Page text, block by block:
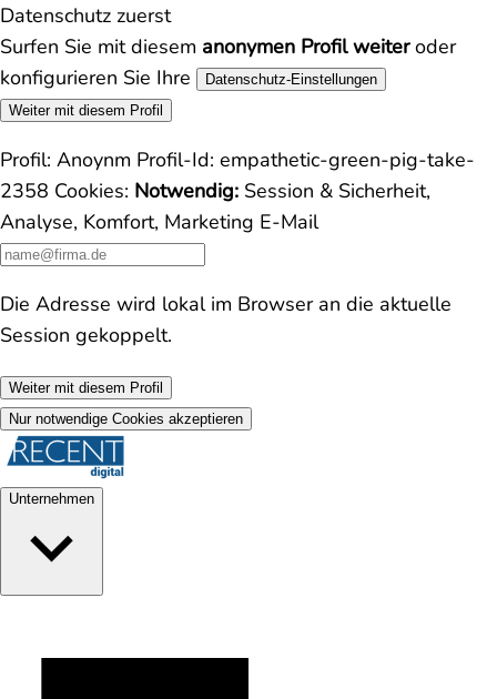
Datenschutz zuerst
Surfen Sie mit diesem anonymen Profil weiteroder
konfigurieren Sie Ihre
Datenschutz-Einstellungen
Weiter mit diesem Profil
Profil: Anoynm Profil-Id: empathetic-green-pig-take-
2358 Cookies: Notwendig: Session & Sicherheit,
Analyse, Komfort, Marketing E-Mail
Die Adresse wird lokal im Browser an die aktuelle
Session gekoppelt.
Weiter mit diesem Profil
Nur notwendige Cookies akzeptieren
Unternehmen